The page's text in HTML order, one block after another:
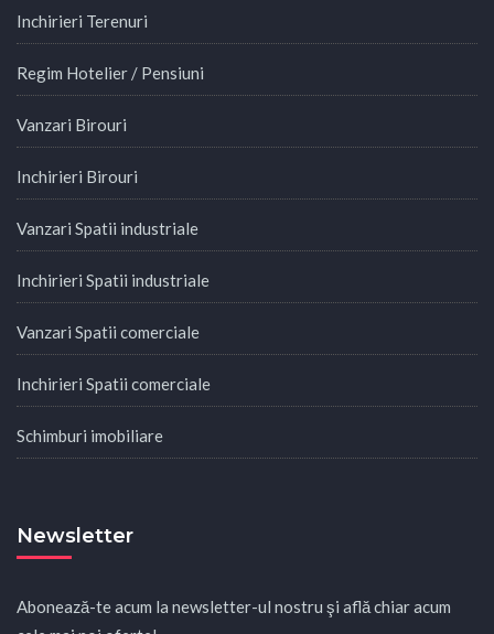
Inchirieri Terenuri
Regim Hotelier / Pensiuni
Vanzari Birouri
Inchirieri Birouri
Vanzari Spatii industriale
Inchirieri Spatii industriale
Vanzari Spatii comerciale
Inchirieri Spatii comerciale
Schimburi imobiliare
Newsletter
Abonează-te acum la newsletter-ul nostru şi află chiar acum